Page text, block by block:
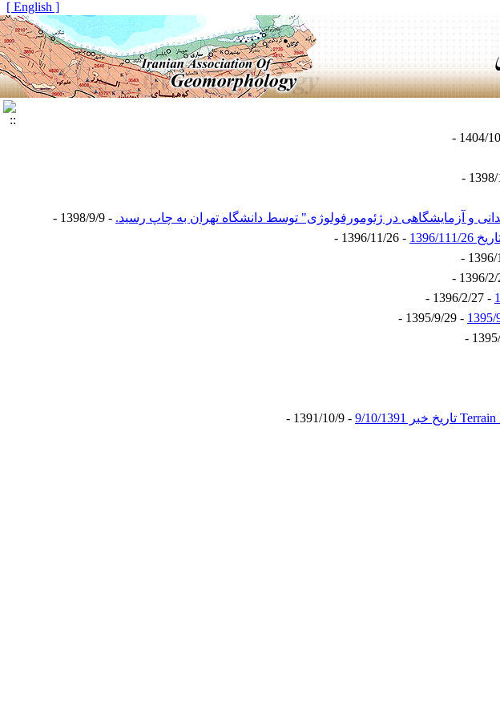
[ English ]
و آزمایشگاهی در ژئومورفولوژی" توسط دانشگاه تهران به چاپ رسید. - 1398/9/9 -
26
- 1396/11/26 -
- 1396/2/27 -
- 1395/9/29 -
- 1391/10/9 -